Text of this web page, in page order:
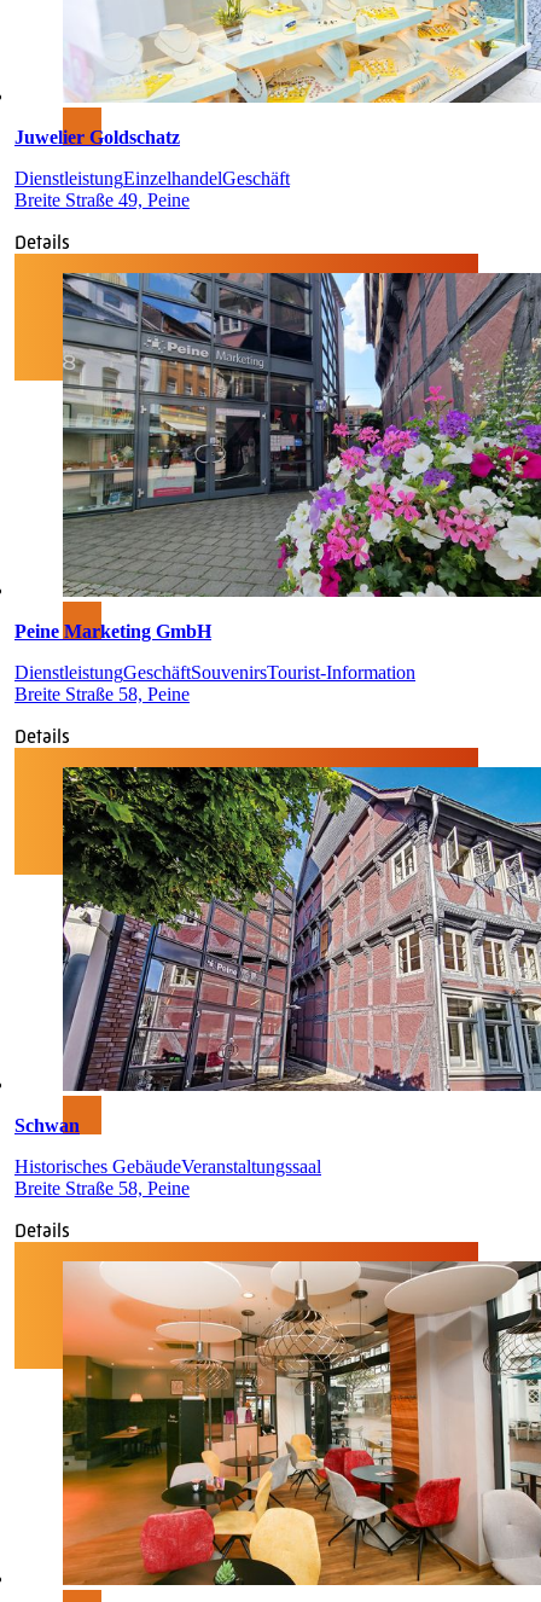
Juwelier Goldschatz
DienstleistungEinzelhandelGeschäft
Breite Straße 49, Peine
Details
Peine Marketing GmbH
DienstleistungGeschäftSouvenirsTourist-Information
Breite Straße 58, Peine
Details
Schwan
Historisches GebäudeVeranstaltungssaal
Breite Straße 58, Peine
Details